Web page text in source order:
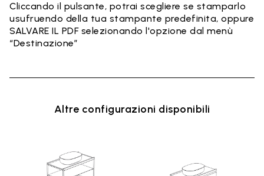
Cliccando il pulsante, potrai scegliere se stamparlo
usufruendo della tua stampante predefinita, oppure
SALVARE IL PDF selezionando l'opzione dal menù
“Destinazione”
Altre configurazioni disponibili